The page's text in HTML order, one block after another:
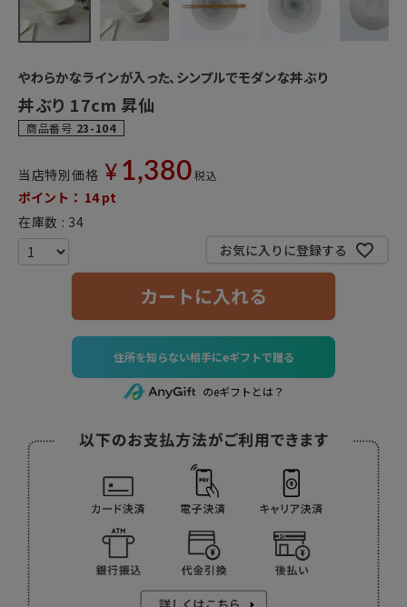
やわらかなラインが入った、シンプルでモダンな丼ぶり
丼ぶり 17cm 昇仙
商品番号 23-104
当店特別価格 ¥ 1,380 税込
ポイント： 14 pt
在庫数
34
お気に入りに登録する
カートに入れる
住所を知らない相手にeギフトで贈る
のeギフトとは？